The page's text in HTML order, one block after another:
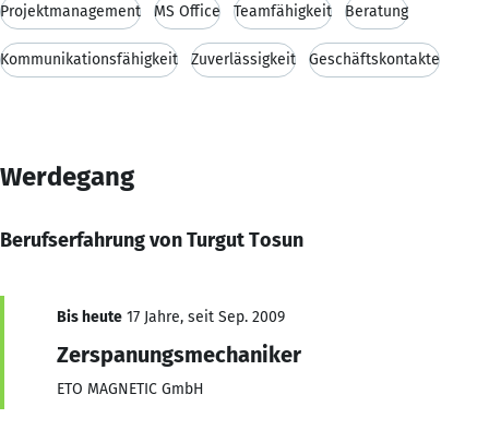
Projektmanagement MS Office Teamfähigkeit Beratung
Kommunikationsfähigkeit Zuverlässigkeit Geschäftskontakte
Werdegang
Berufserfahrung von Turgut Tosun
Bis heute 17 Jahre, seit Sep. 2009
Zerspanungsmechaniker
ETO MAGNETIC GmbH